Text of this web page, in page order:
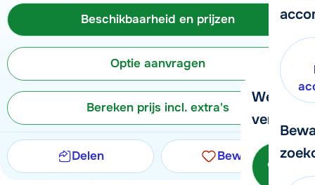
We
verder!
Beschikbaarheid en prijzen
Optie aanvragen
Bereken prijs incl. extra's
Delen Bewaren